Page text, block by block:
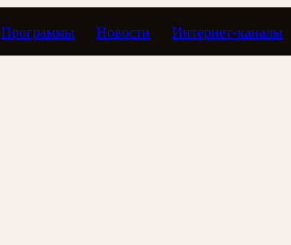
Программы Новости Интернет-каналы